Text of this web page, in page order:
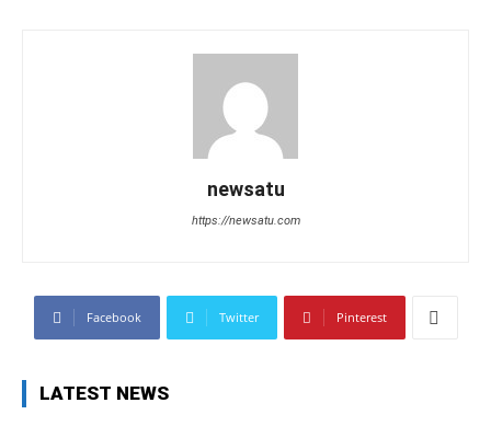
newsatu
https://newsatu.com
Facebook Twitter Pinterest
LATEST NEWS